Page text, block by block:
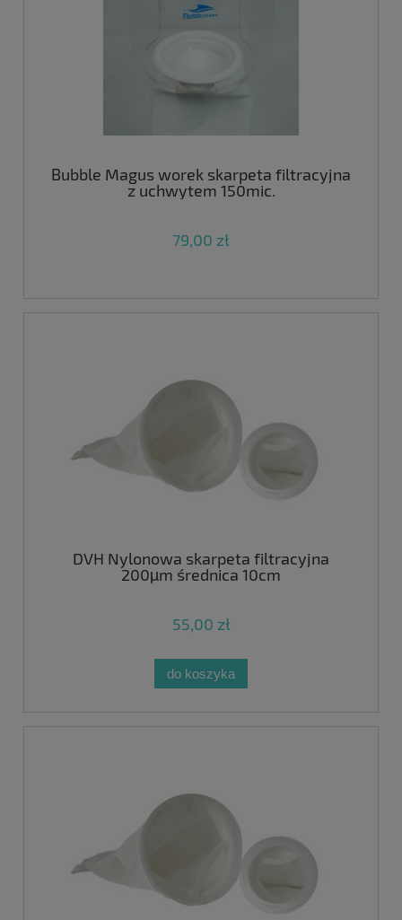
Bubble Magus worek skarpeta filtracyjna
z uchwytem 150mic.
79,00 zł
DVH Nylonowa skarpeta filtracyjna
200µm średnica 10cm
55,00 zł
do koszyka